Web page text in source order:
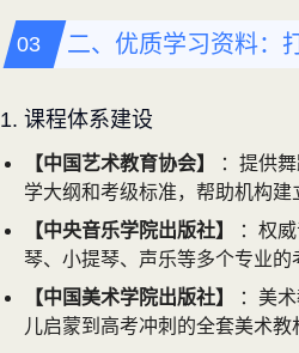
二、优质学习资料：
1. 课程体系建设
【中国艺术教育协会】
：提供
学大纲和考级标准，帮助机构建
【中央音乐学院出版社】
：权
琴、小提琴、声乐等多个专业的
【中国美术学院出版社】
：美
儿启蒙到高考冲刺的全套美术教